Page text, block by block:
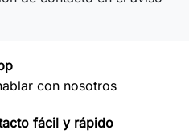
con nosotros
fácil y rápido